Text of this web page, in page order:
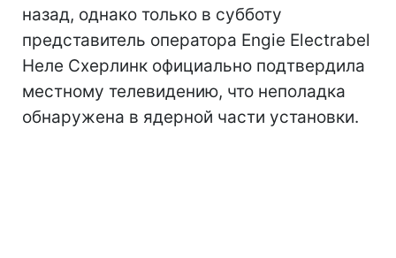
назад, однако только в субботу
представитель оператора Engie Electrabel
Неле Схерлинк официально подтвердила
местному телевидению, что неполадка
обнаружена в ядерной части установки.